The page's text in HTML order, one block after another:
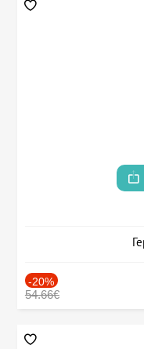
-20%
54.66€